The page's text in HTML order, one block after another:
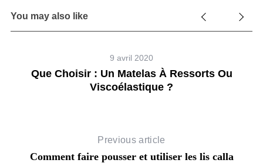
You may also like
9 avril 2020
Que Choisir : Un Matelas À Ressorts Ou
Viscoélastique ?
Previous article
Comment faire pousser et utiliser les lis calla